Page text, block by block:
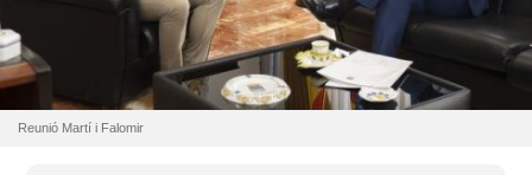
Reunió Martí i Falomir